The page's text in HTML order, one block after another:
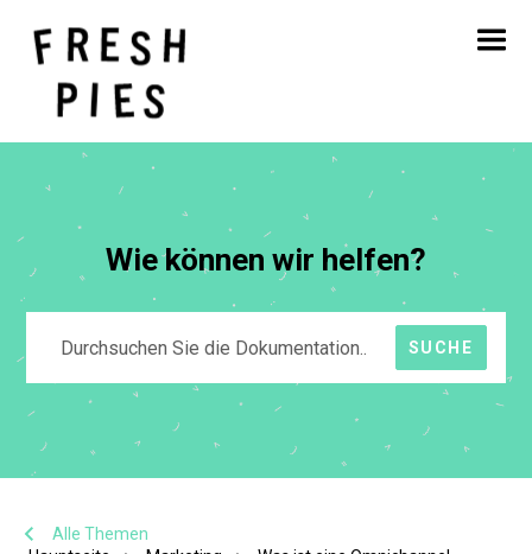
Startseite
Über
Unsere Arbeit
Wie können wir helfen?
SUCHE
Alle Themen